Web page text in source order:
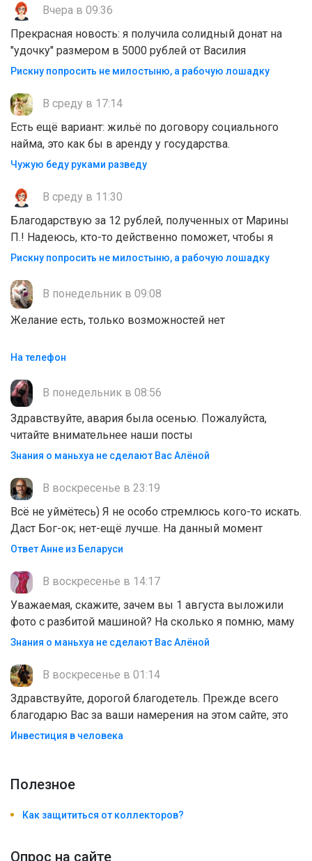
Вчера в 09:36
Прекрасная новость: я получила солидный донат на
"удочку" размером в 5000 рублей от Василия
Рискну попросить не милостыню, а рабочую лошадку
В среду в 17:14
Есть ещё вариант: жильё по договору социального
найма, это как бы в аренду у государства.
Чужую беду руками разведу
В среду в 11:30
Благодарствую за 12 рублей, полученных от Марины
П.! Надеюсь, кто-то действенно поможет, чтобы я
Рискну попросить не милостыню, а рабочую лошадку
В понедельник в 09:08
Желание есть, только возможностей нет
На телефон
В понедельник в 08:56
Здравствуйте, авария была осенью. Пожалуйста,
читайте внимательнее наши посты
Знания о маньхуа не сделают Вас Алëной
В воскресенье в 23:19
Всё не уймётесь) Я не особо стремлюсь кого-то искать.
Даст Бог-ок; нет-ещё лучше. На данный момент
Ответ Анне из Беларуси
В воскресенье в 14:17
Уважаемая, скажите, зачем вы 1 августа выложили
фото с разбитой машиной? На сколько я помню, маму
Знания о маньхуа не сделают Вас Алëной
В воскресенье в 01:14
Здравствуйте, дорогой благодетель. Прежде всего
благодарю Вас за ваши намерения на этом сайте, это
Инвестиция в человека
Полезноe
Как защититься от коллекторов?
Опрос на сайте